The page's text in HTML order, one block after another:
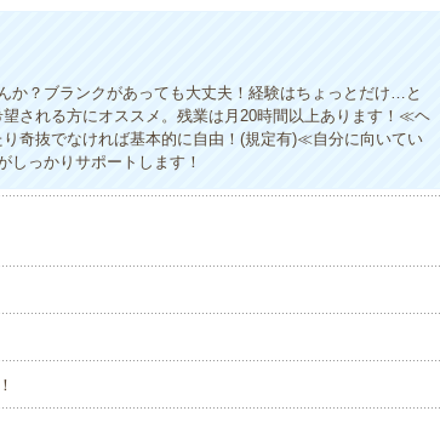
？ブランクがあっても大丈夫！経験はちょっとだけ…と
される方にオススメ。残業は月20時間以上あります！≪ヘ
奇抜でなければ基本的に自由！(規定有)≪自分に向いてい
っかりサポートします！